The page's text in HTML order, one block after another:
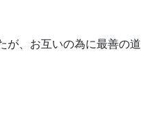
が、お互いの為に最善の道